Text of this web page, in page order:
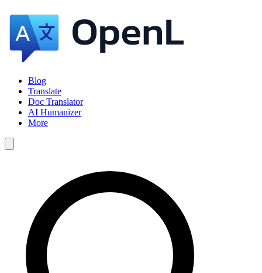
Blog
Translate
Doc Translator
AI Humanizer
More